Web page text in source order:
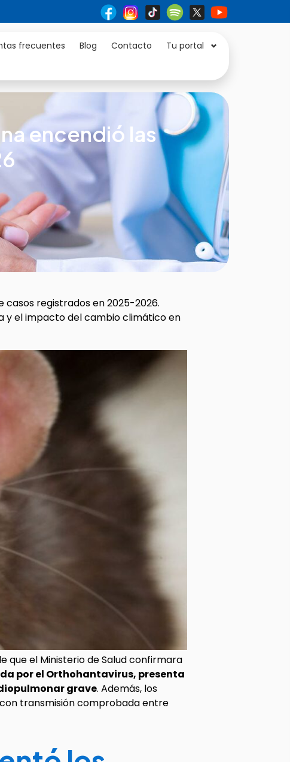
frecuentes Blog Contacto Tu portal
encendió las
registrados en 2025-2026.
y el impacto del cambio climático en
que el Ministerio de Salud confirmara
por el Orthohantavirus, presenta
grave. Además, los
transmisión comprobada entre